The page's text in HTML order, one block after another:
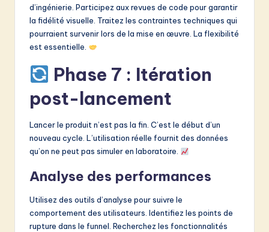
d’ingénierie. Participez aux revues de code pour garantir
la fidélité visuelle. Traitez les contraintes techniques qui
pourraient survenir lors de la mise en œuvre. La flexibilité
est essentielle.
Phase 7 : Itération
post-lancement
Lancer le produit n’est pas la fin. C’est le début d’un
nouveau cycle. L’utilisation réelle fournit des données
qu’on ne peut pas simuler en laboratoire.
Analyse des performances
Utilisez des outils d’analyse pour suivre le
comportement des utilisateurs. Identifiez les points de
rupture dans le funnel. Recherchez les fonctionnalités